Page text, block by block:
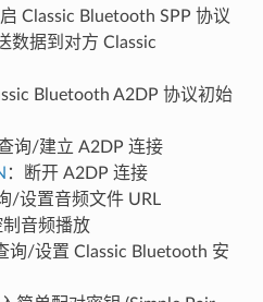
Classic Bluetooth SPP 协议
数据到对方 Classic
Bluetooth A2DP 协议初始
询/建立 A2DP 连接
：断开 A2DP 连接
/设置音频文件 URL
音频播放
询/设置 Classic Bluetooth 安